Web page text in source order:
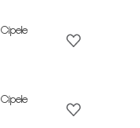
Cipele
Cipele